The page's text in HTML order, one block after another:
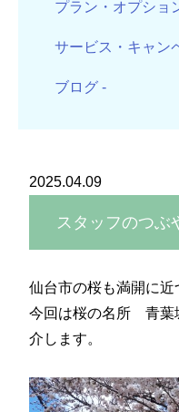
プラン・オプショ
サービス・キャン
ブログ -
2025.04.09
スタッフのつぶ
―桜便り―
仙台市の桜も満開に近
今回は桜の名所 青葉
介します。